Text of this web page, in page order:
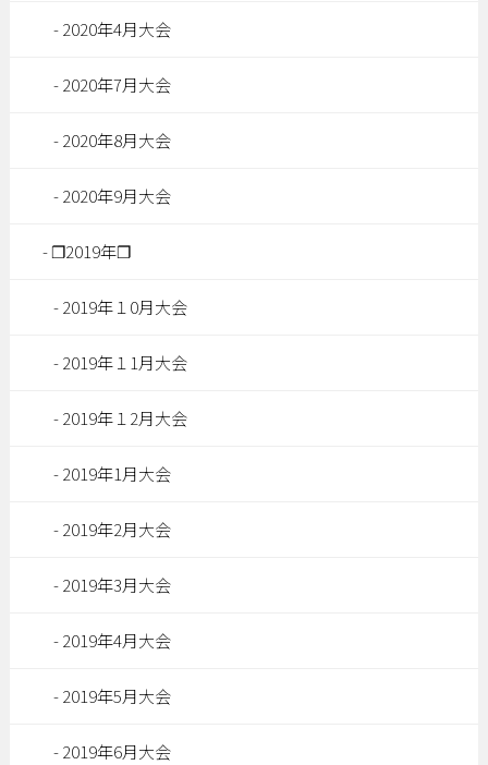
2020年4月大会
2020年7月大会
2020年8月大会
2020年9月大会
❐2019年❐
2019年１0月大会
2019年１1月大会
2019年１2月大会
2019年1月大会
2019年2月大会
2019年3月大会
2019年4月大会
2019年5月大会
2019年6月大会